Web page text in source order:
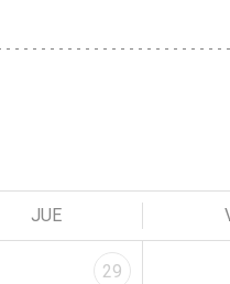
JUE
29